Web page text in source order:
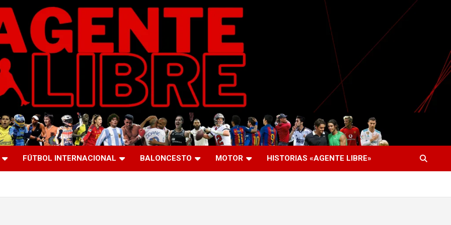
FÚTBOL INTERNACIONAL BALONCESTO MOTOR HISTORIAS «AGENTE LIBRE»